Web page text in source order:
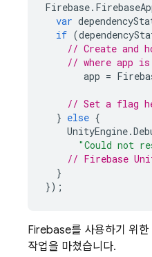
Firebase.
var
if (
// Create and
// where app
app =
// Set a flag
} else {
UnityEngine.
"Could not
// Firebase
}
});
Firebase를 사용하기 위
작업을 마쳤습니다.